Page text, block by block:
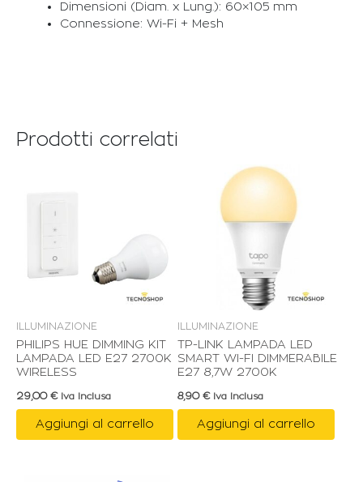
Dimensioni (Diam. x Lung.): 60×105 mm
Connessione: Wi-Fi + Mesh
Prodotti correlati
ILLUMINAZIONE
PHILIPS HUE DIMMING KIT
LAMPADA LED E27 2700K
WIRELESS
29,00 € Iva Inclusa
Aggiungi al carrello
ILLUMINAZIONE
TP-LINK LAMPADA LED
SMART WI-FI DIMMERABILE
E27 8,7W 2700K
8,90 € Iva Inclusa
Aggiungi al carrello